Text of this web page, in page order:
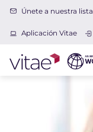
Únete a nuestra lista
Aplicación Vitae